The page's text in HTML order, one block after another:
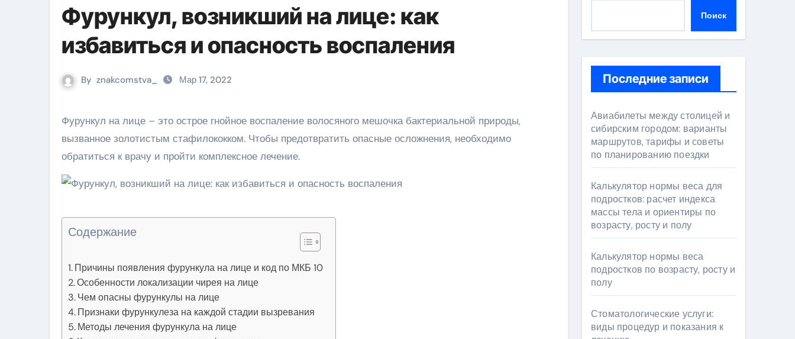
Фурункул, возникший на лице: как
избавиться и опасность воспаления
By znakcomstva_ Мар 17, 2022
Фурункул на лице – это острое гнойное воспаление волосяного мешочка бактериальной природы,
вызванное золотистым стафилококком. Чтобы предотвратить опасные осложнения, необходимо
обратиться к врачу и пройти комплексное лечение.
Содержание
Причины появления фурункула на лице и код по МКБ 10
Особенности локализации чирея на лице
Чем опасны фурункулы на лице
Признаки фурункулеза на каждой стадии вызревания
Методы лечения фурункула на лице
Поиск
Последние записи
Авиабилеты между столицей и
сибирским городом: варианты
маршрутов, тарифы и советы
по планированию поездки
Калькулятор нормы веса для
подростков: расчет индекса
массы тела и ориентиры по
возрасту, росту и полу
Калькулятор нормы веса
подростков по возрасту, росту и
полу
Стоматологические услуги:
виды процедур и показания к